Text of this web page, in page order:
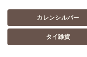
カレンシルバー
タイ雑貨